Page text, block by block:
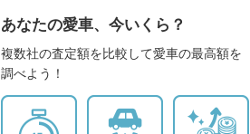
あなたの愛車、今いくら？
複数社の査定額を比較して愛車の最高額を
調べよう！